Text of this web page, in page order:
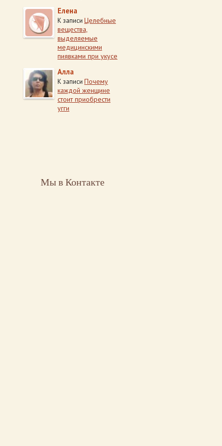
Елена
К записи Целебные
вещества,
выделяемые
медицинскими
пиявками при укусе
Алла
К записи Почему
каждой женщине
стоит приобрести
угги
Мы в Контакте